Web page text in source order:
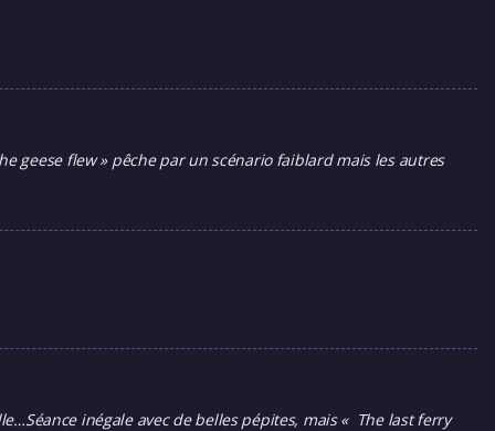
geese flew » pêche par un scénario faiblard mais les autres
inégale avec de belles pépites, mais « The last ferry